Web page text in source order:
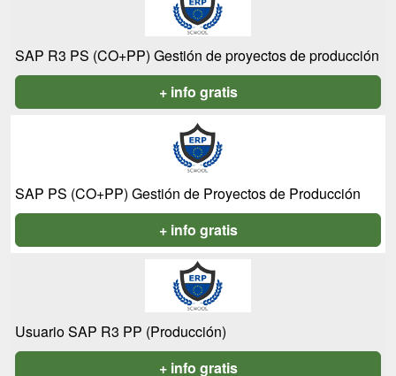
SAP R3 PS (CO+PP) Gestión de proyectos de producción
+ info gratis
SAP PS (CO+PP) Gestión de Proyectos de Producción
+ info gratis
Usuario SAP R3 PP (Producción)
+ info gratis